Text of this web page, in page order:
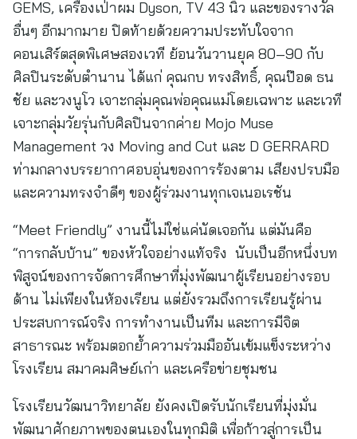
GEMS, เครื่องเป่าผม Dyson, TV 43 นิ้ว และของรางวัล
อื่นๆ อีกมากมาย ปิดท้ายด้วยความประทับใจจาก
คอนเสิร์ตสุดพิเศษสองเวที ย้อนวันวานยุค 80–90 กับ
ศิลปินระดับตำนาน ได้แก่ คุณกบ ทรงสิทธิ์, คุณป๊อด ธน
ชัย และวงนูโว เจาะกลุ่มคุณพ่อคุณแม่โดยเฉพาะ และเวที
เจาะกลุ่มวัยรุ่นกับศิลปินจากค่าย Mojo Muse
Management วง Moving and Cut และ D GERRARD
ท่ามกลางบรรยากาศอบอุ่นของการร้องตาม เสียงปรบมือ
และความทรงจำดีๆ ของผู้ร่วมงานทุกเจเนอเรชัน
“Meet Friendly” งานนี้ไม่ใช่แค่นัดเจอกัน แต่มันคือ
“การกลับบ้าน” ของหัวใจอย่างแท้จริง นับเป็นอีกหนึ่งบท
พิสูจน์ของการจัดการศึกษาที่มุ่งพัฒนาผู้เรียนอย่างรอบ
ด้าน ไม่เพียงในห้องเรียน แต่ยังรวมถึงการเรียนรู้ผ่าน
ประสบการณ์จริง การทำงานเป็นทีม และการมีจิต
สาธารณะ พร้อมตอกย้ำความร่วมมืออันเข้มแข็งระหว่าง
โรงเรียน สมาคมศิษย์เก่า และเครือข่ายชุมชน
โรงเรียนวัฒนาวิทยาลัย ยังคงเปิดรับนักเรียนที่มุ่งมั่น
พัฒนาศักยภาพของตนเองในทุกมิติ เพื่อก้าวสู่การเป็น